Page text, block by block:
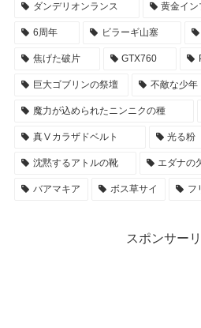
ダンデリオンランス 黄金イン
6周年 ビラーギ山塞
焦げた破片 GTX760
巨大ゴブリンの祭壇 不敵な少年
魔力が込められたニンニクの種
真Ⅴカラザドベルト 光る粉
沈黙するアトルの靴 エダナの
バアマキア ボス草サイ フ
スポンサー